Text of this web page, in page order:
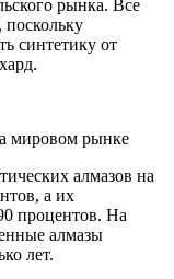
рынка. Все
синтетику от
мировом рынке
алмазов на
а их
процентов. На
алмазы
лет.